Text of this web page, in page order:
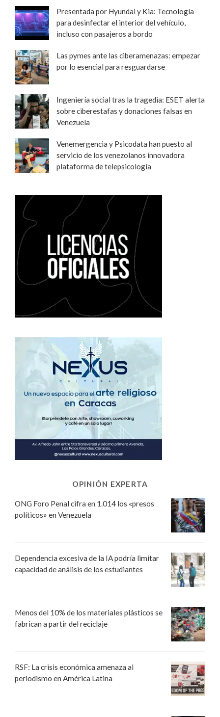
Presentada por Hyundai y Kia: Tecnología
para desinfectar el interior del vehículo,
incluso con pasajeros a bordo
Las pymes ante las ciberamenazas: empezar
por lo esencial para resguardarse
Ingeniería social tras la tragedia: ESET alerta
sobre ciberestafas y donaciones falsas en
Venezuela
Venemergencia y Psicodata han puesto al
servicio de los venezolanos innovadora
plataforma de telepsicología
OPINIÓN EXPERTA
ONG Foro Penal cifra en 1.014 los «presos
políticos» en Venezuela
Dependencia excesiva de la IA podría limitar
capacidad de análisis de los estudiantes
Menos del 10% de los materiales plásticos se
fabrican a partir del reciclaje
RSF: La crisis económica amenaza al
periodismo en América Latina